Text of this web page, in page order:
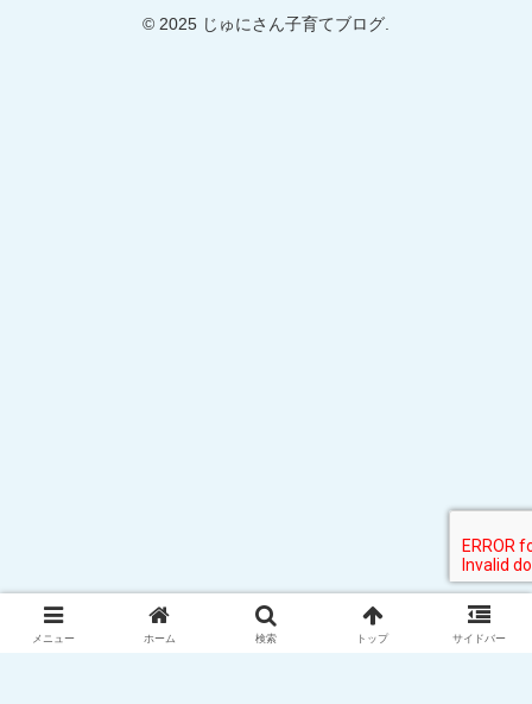
© 2025 じゅにさん子育てブログ.
メニュー ホーム 検索 トップ サイドバー